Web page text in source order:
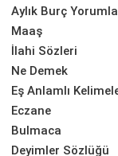
Aylık Burç
Maaş
İlahi Sözleri
Ne Demek
Eş Anlamlı
Eczane
Bulmaca
Deyimler Sözlüğü